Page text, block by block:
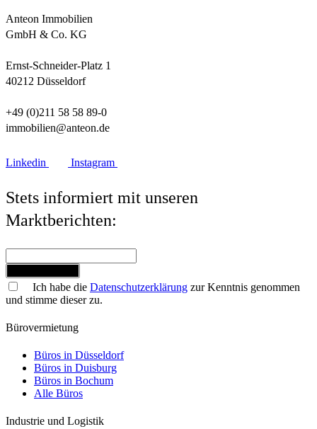
Anteon Immobilien
GmbH & Co. KG
Ernst-Schneider-Platz 1
40212 Düsseldorf
+49 (0)211 58 58 89-0
immobilien@anteon.de
Linkedin Instagram
Stets informiert mit unseren
Marktberichten:
Ich habe die Datenschutzerklärung zur Kenntnis genommen
und stimme dieser zu.
Bürovermietung
Büros in Düsseldorf
Büros in Duisburg
Büros in Bochum
Alle Büros
Industrie und Logistik